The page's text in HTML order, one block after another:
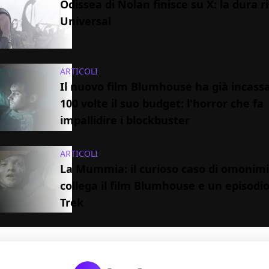
Odissea di Nolan finisce su X: la dura
Universal
ARTICOLI
Il nuovo film Blumhouse ha già
100 volte il suo budget: l'horror che fa
impallidire i blockbuster
ARTICOLI
La Mummia: il curioso caso di
collega il film Blumhouse e un episodio
Trek